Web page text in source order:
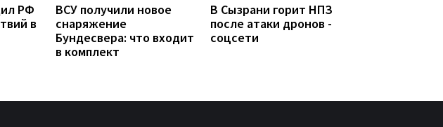
РФ
в
ВСУ получили новое
снаряжение
Бундесвера: что входит
в комплект
В Сызрани горит НПЗ
после атаки дронов -
соцсети